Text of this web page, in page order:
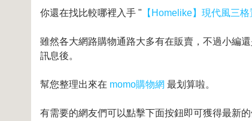
你還在找比較哪裡入手 " 【Homelike】現代風三
雖然各大網路購物通路大多有在販賣，不過小編
訊息後。
幫您整理出來在 momo購物網 最划算啦。
有需要的網友們可以點擊下面按鈕即可獲得最新的